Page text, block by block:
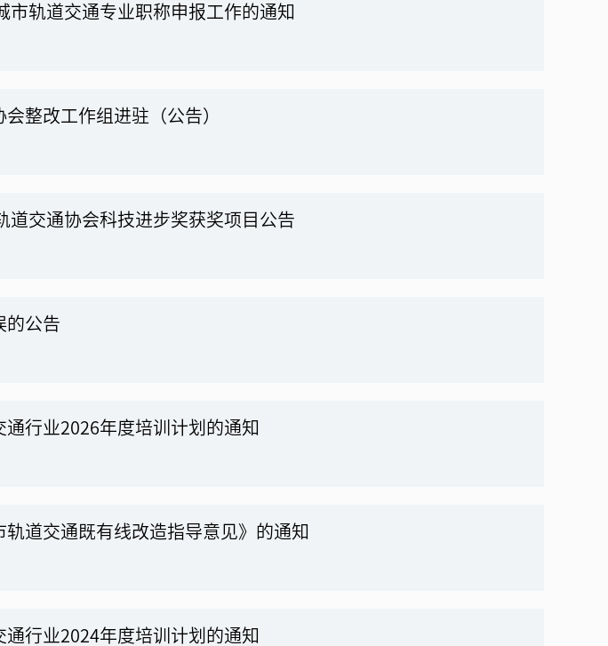
市轨道交通专业职称申报工作的通知
整改工作组进驻（公告）
道交通协会科技进步奖获奖项目公告
的公告
行业2026年度培训计划的通知
轨道交通既有线改造指导意见》的通知
行业2024年度培训计划的通知